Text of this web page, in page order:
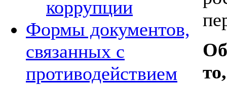
коррупции
Формы документов,
связанных с
противодействием